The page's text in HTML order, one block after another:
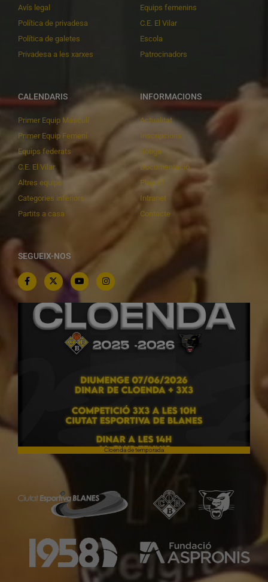
Avís legal
Política de privadesa
Política de galetes
Privadesa a les xarxes
Equips femenins
C.E. El Vilar
Escola
Patrocinadors
CALENDARIS
Primer Equip Masculí
Primer Equip Femení
Equips federats
C.E. El Vilar
Altres equips
Categories inferiors
Partits a casa
INFORMACIONS
Actualitat
Inscripcions
Botiga
Documentació
Playoff
Intranet
Contacte
SEGUEIX-NOS
Cloenda de temporada